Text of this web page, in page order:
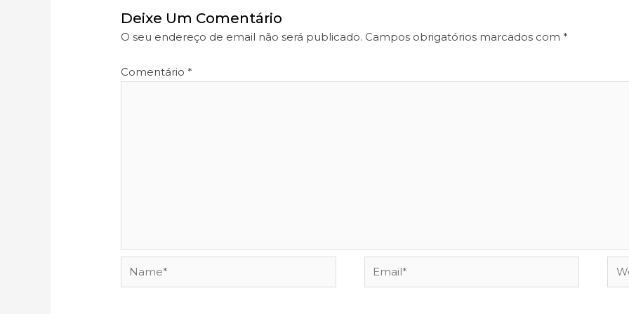
Deixe Um Comentário
O seu endereço de email não será publicado. Campos obrigatórios marcados com *
Comentário *
Name* Email*